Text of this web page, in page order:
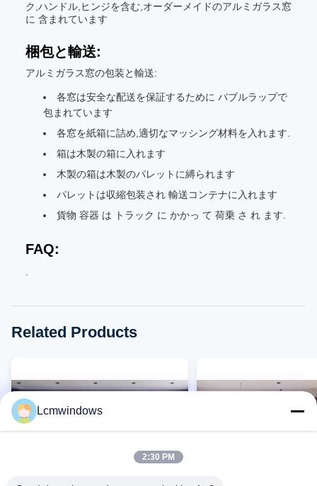
ク,ハンドル,ヒンジを含む,オーダーメイドのアルミガラス窓
に 含まれています
梱包と輸送:
アルミガラス窓の包装と輸送:
各窓は安全な配送を保証するために バブルラップで
包まれています
各窓を紙箱に詰め,適切なマッシング材料を入れます.
箱は木製の箱に入れます
木製の箱は木製のパレットに縛られます
パレットは収縮包装され 輸送コンテナに入れます
貨物 容器 は トラック に かかっ て 荷乗 さ れ ます.
FAQ:
Related Products
Lcmwindows
2:30 PM